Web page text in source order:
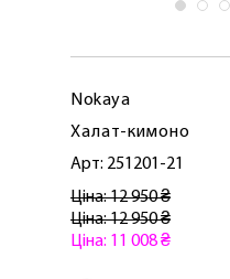
Nokaya
Халат-кимоно
Арт: 251201-21
Ціна: 12 950 ₴
Ціна: 12 950 ₴
Ціна: 11 008 ₴